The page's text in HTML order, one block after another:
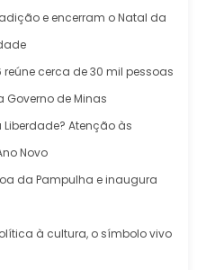
e encerram o Natal da
cerca de 30 mil pessoas
Governo de Minas
Atenção às
Novo
da Pampulha e inaugura
à cultura, o símbolo vivo